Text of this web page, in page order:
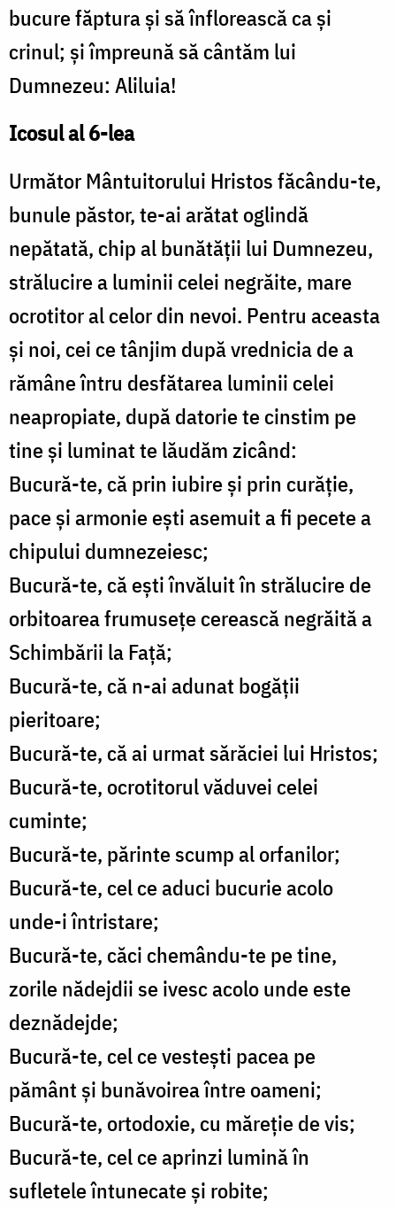
bucure făptura și să înflorească ca și
crinul; și împreună să cântăm lui
Dumnezeu: Aliluia!
Icosul al 6-lea
Următor Mântuitorului Hristos făcându-te,
bunule păstor, te-ai arătat oglindă
nepătată, chip al bunătății lui Dumnezeu,
strălucire a luminii celei negrăite, mare
ocrotitor al celor din nevoi. Pentru aceasta
și noi, cei ce tânjim după vrednicia de a
rămâne întru desfătarea luminii celei
neapropiate, după datorie te cinstim pe
tine și luminat te lăudăm zicând:
Bucură-te, că prin iubire și prin curăție,
pace și armonie ești asemuit a fi pecete a
chipului dumnezeiesc;
Bucură-te, că ești învăluit în strălucire de
orbitoarea frumusețe cerească negrăită a
Schimbării la Față;
Bucură-te, că n-ai adunat bogății
pieritoare;
Bucură-te, că ai urmat sărăciei lui Hristos;
Bucură-te, ocrotitorul văduvei celei
cuminte;
Bucură-te, părinte scump al orfanilor;
Bucură-te, cel ce aduci bucurie acolo
unde-i întristare;
Bucură-te, căci chemându-te pe tine,
zorile nădejdii se ivesc acolo unde este
deznădejde;
Bucură-te, cel ce vestești pacea pe
pământ și bunăvoirea între oameni;
Bucură-te, ortodoxie, cu măreție de vis;
Bucură-te, cel ce aprinzi lumină în
sufletele întunecate și robite;